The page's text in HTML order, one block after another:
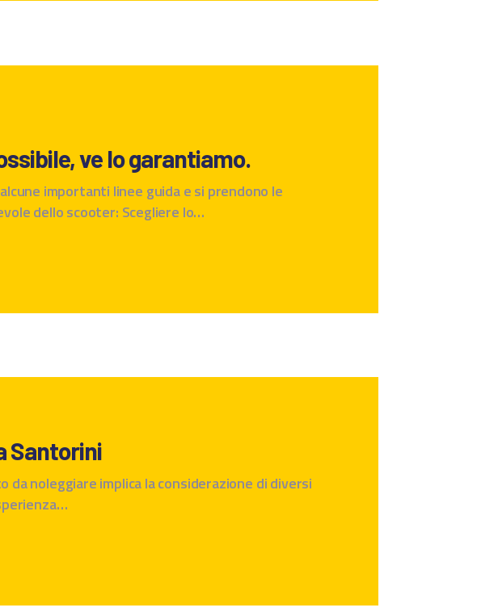
ve lo garantiamo.
importanti linee guida e si prendono le
dello scooter: Scegliere lo…
Santorini
noleggiare implica la considerazione di diversi